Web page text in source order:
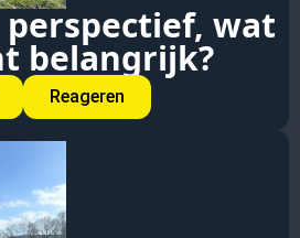
perspectief, wat
belangrijk?
Reageren